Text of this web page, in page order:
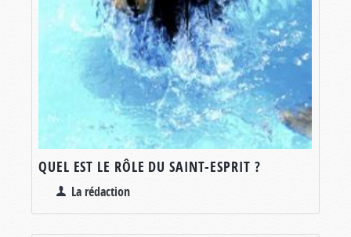
QUEL EST LE RÔLE DU SAINT-ESPRIT ?
La rédaction